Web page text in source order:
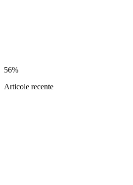
56%
Articole recente